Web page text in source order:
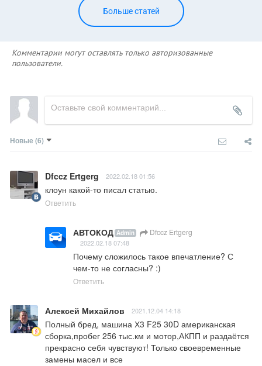
Больше статей
Комментарии могут оставлять только авторизованные
пользователи.
Новые (6)
Dfccz Ertgerg 2022.02.18 01:56
клоун какой-то писал статью.
Ответить
АВТОКОД Admin Dfccz Ertgerg
2022.02.18 07:48
Почему сложилось такое впечатление? С
чем-то не согласны? :)
Ответить
Алексей Михайлов 2021.12.04 14:18
Полный бред, машина Х3 F25 30D американская
сборка,пробег 256 тыс.км и мотор,АКПП и раздаётся
прекрасно себя чувствуют! Только своевременные
замены масел и все